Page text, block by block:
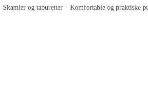
Skamler og taburetter Komfortable og praktiske